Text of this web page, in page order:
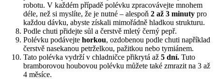
robotu. V každém případě polévku zpracovávejte mnohem
déle, než si myslíte, že je nutné – alespoň 2 až 3 minuty pro
každou dávku, abyste získali mimořádně hladkou strukturu.
Podle chuti přidejte sůl a čerstvě mletý černý pepř.
Polévku podávejte horkou, ozdobenou podle chuti například
čerstvě nasekanou petrželkou, pažitkou nebo tymiánem.
Tato polévka vydrží v chladničce přikrytá až 5 dní. Tuto
bramborovou houbovou polévku můžete také zmrazit na 3 až
4 měsíce.